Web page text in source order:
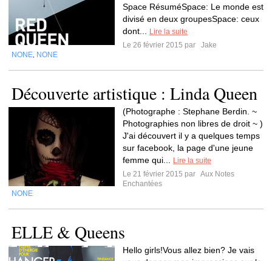
Space RésuméSpace: Le monde est
divisé en deux groupesSpace: ceux
dont...
Lire la suite
Le 26 février 2015 par
Jake
NONE NONE
Découverte artistique : Linda Queen
(Photographe : Stephane Berdin. ~
Photographies non libres de droit ~ )
J'ai découvert il y a quelques temps
sur facebook, la page d'une jeune
femme qui...
Lire la suite
Le 21 février 2015 par Aux Notes
Enchantées
NONE
ELLE & Queens
Hello girls!Vous allez bien? Je vais